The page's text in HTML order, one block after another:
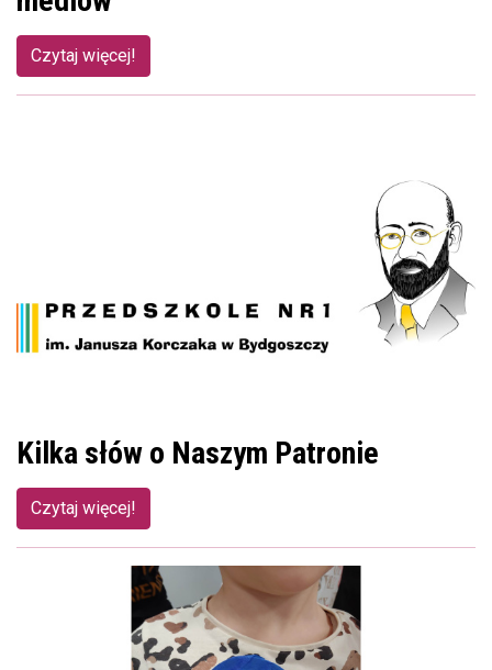
Czytaj więcej!
Kilka słów o Naszym Patronie
Czytaj więcej!